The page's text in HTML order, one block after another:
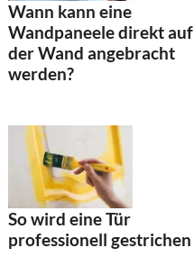
Wann kann eine
Wandpaneele direkt auf
der Wand angebracht
werden?
So wird eine Tür
professionell gestrichen